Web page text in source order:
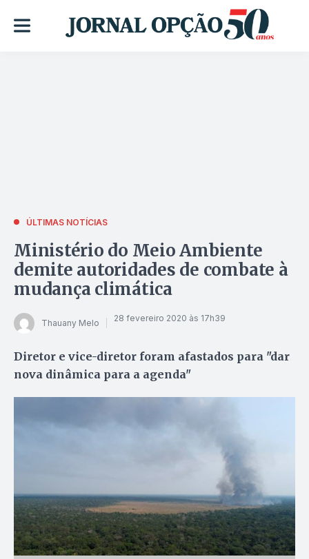
ÚLTIMAS NOTÍCIAS
Ministério do Meio Ambiente
demite autoridades de combate à
mudança climática
Thauany Melo 28 fevereiro 2020 às 17h39
Diretor e vice-diretor foram afastados para "dar
nova dinâmica para a agenda"